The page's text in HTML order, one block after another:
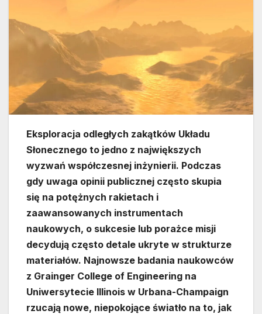
Eksploracja odległych zakątków Układu
Słonecznego to jedno z największych
wyzwań współczesnej inżynierii. Podczas
gdy uwaga opinii publicznej często skupia
się na potężnych rakietach i
zaawansowanych instrumentach
naukowych, o sukcesie lub porażce misji
decydują często detale ukryte w strukturze
materiałów. Najnowsze badania naukowców
z Grainger College of Engineering na
Uniwersytecie Illinois w Urbana-Champaign
rzucają nowe, niepokojące światło na to, jak